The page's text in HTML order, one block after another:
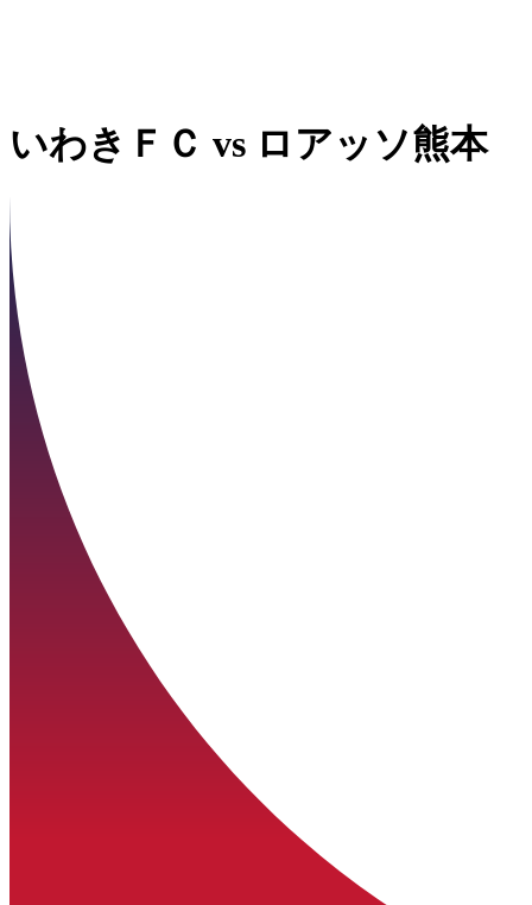
いわきＦＣ vs ロアッソ熊本